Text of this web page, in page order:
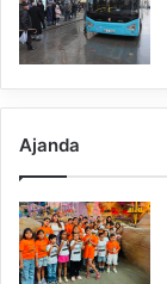
Ajanda